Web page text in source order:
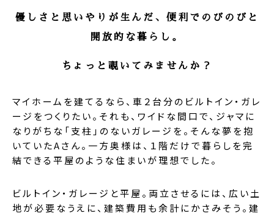
優しさと思いやりが生んだ、便利でのびのびと
開放的な暮らし。
ちょっと覗いてみませんか？
マイホームを建てるなら、車２台分のビルトイン・ガレ
ージをつくりたい。それも、ワイドな間口で、ジャマに
なりがちな「支柱」のないガレージを。そんな夢を抱
いていたAさん。一方奥様は、１階だけで暮らしを完
結できる平屋のような住まいが理想でした。
ビルトイン・ガレージと平屋。両立させるには、広い土
地が必要なうえに、建築費用も余計にかさみそう。建